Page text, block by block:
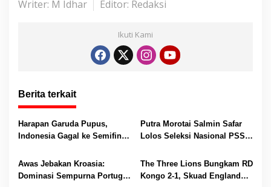
er
Writer: M Idhar
Editor: Redaksi
Ikuti Kami
Berita terkait
Harapan Garuda Pupus,
Indonesia Gagal ke Semifinal
Singapura 1-1
Putra Morotai Salmin Safar
Lolos Seleksi Nasional PSSI,
hingga EPA Liga 1
Awas Jebakan Kroasia:
Dominasi Sempurna Portugal
The Three Lions Bungkam RD
Kongo 2-1, Skuad England